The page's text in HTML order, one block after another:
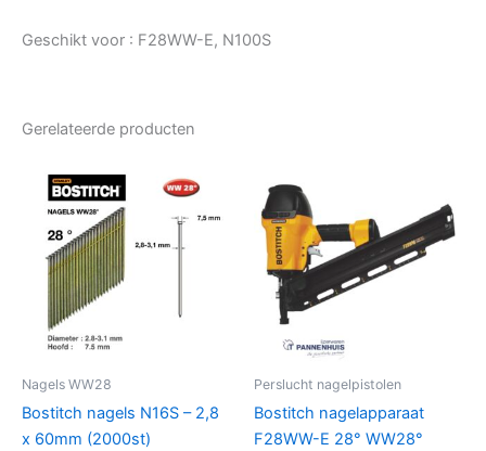
Geschikt voor : F28WW-E, N100S
Gerelateerde producten
Nagels WW28
Bostitch nagels N16S – 2,8
x 60mm (2000st)
Perslucht nagelpistolen
Bostitch nagelapparaat
F28WW-E 28° WW28°